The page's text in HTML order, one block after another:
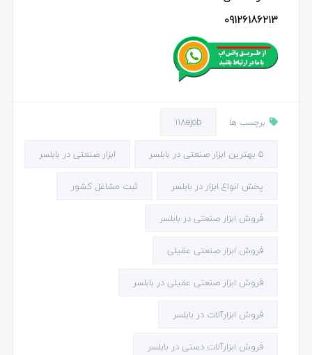
09126186213
برچسب ها 118ejob
5 بهترین ابزار صنعتی در بابلسر ابزار صنعتی در بابلسر
پخش انواع ابزار در بابلسر ثبت مشاغل کشور
فروش ابزار صنعتی در بابلسر
فروش ابزار صنعتی عقیلی
فروش ابزار صنعتی عقیلی در بابلسر
فروش ابزارآلات در بابلسر
فروش ابزارآلات دستی در بابلسر